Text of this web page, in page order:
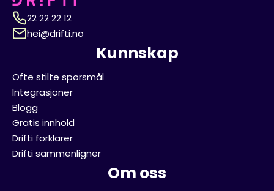
22 22 22 12
hei@drifti.no
Kunnskap
Ofte stilte spørsmål
Integrasjoner
Blogg
Gratis innhold
Drifti forklarer
Drifti sammenligner
Om oss